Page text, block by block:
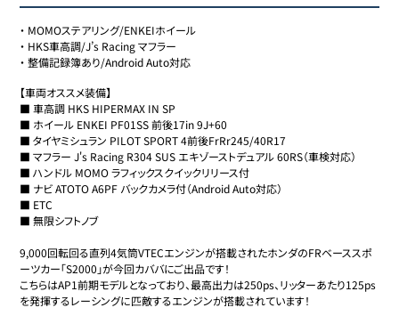
・ MOMOステアリング/ENKEIホイール
・ HKS車高調/J’s Racing マフラー
・整備記録簿あり/Android Auto対応
【車両オススメ装備】
■ 車高調 HKS HIPERMAX IN SP
■ ホイール ENKEI PF01SS 前後17in 9J+60
■ タイヤミシュラン PILOT SPORT 4前後FrRr245/40R17
■ マフラー J's Racing R304 SUS エキゾーストデュアル 60RS（車検対応）
■ ハンドル MOMO ラフィックスクイックリリース付
■ ナビ ATOTO A6PF バックカメラ付（Android Auto対応）
■ ETC
■ 無限シフトノブ
9,000回転回る直列4気筒VTECエンジンが搭載されたホンダのFRベーススポ
ーツカー「S2000」が今回カババにご出品です！
こちらはAP1前期モデルとなっており、最高出力は250ps、リッターあたり125ps
を発揮するレーシングに匹敵するエンジンが搭載されています！